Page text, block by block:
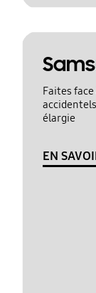
Faites
élargie
EN